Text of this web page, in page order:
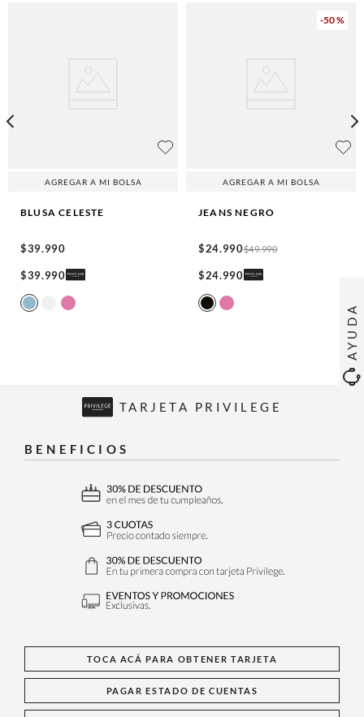
AYUDA
AGREGAR A MI BOLSA
BLUSA CELESTE
$39.990
$39.990
-50 %
AGREGAR A MI BOLSA
JEANS NEGRO
$24.990$49.990
$24.990
TARJETA PRIVILEGE
BENEFICIOS
TOCA ACÁ PARA OBTENER TARJETA
PAGAR ESTADO DE CUENTAS